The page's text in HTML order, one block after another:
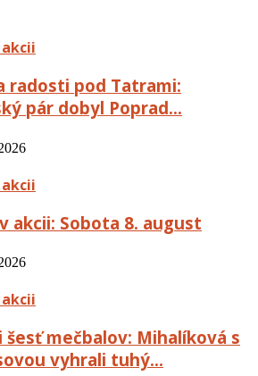
akcii
radosti pod Tatrami:
pár dobyl Poprad…
akcii
akcii: Sobota 8. august
akcii
šesť mečbalov: Mihalíková s
vyhrali tuhý…